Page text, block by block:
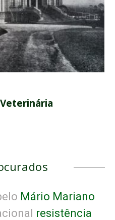
Mário Mariano
resistência